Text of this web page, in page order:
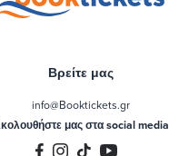
Βρείτε μας
info@Booktickets.gr
μας στα social media